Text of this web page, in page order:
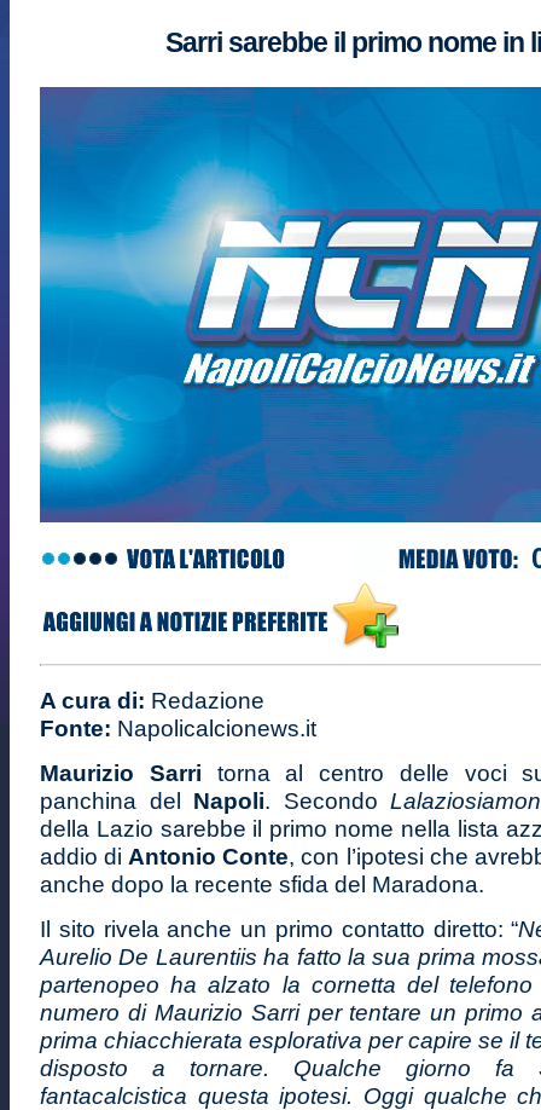
Sarri sarebbe il primo nome in
A cura di: Redazione
Fonte: Napolicalcionews.it
Maurizio Sarri torna al centro delle voci
panchina del Napoli. Secondo
della Lazio sarebbe il primo nome nella lista
addio di Antonio Conte, con l’ipotesi che
anche dopo la recente sfida del Maradona.
Il sito rivela anche un primo contatto diretto: “
Aurelio De Laurentiis ha fatto la sua prima
partenopeo ha alzato la cornetta del
numero di Maurizio Sarri per tentare un primo
prima chiacchierata esplorativa per capire se il
disposto a tornare. Qualche giorno fa
fantacalcistica questa ipotesi. Oggi qualche